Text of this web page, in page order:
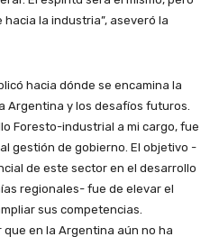
la industria”, aseveró la
hacia dónde se encamina la
y los desafíos futuros.
Foresto-industrial a mi cargo, fue
gestión de gobierno. El objetivo -
de este sector en el desarrollo
regionales- fue de elevar el
sus competencias.
en la Argentina aún no ha